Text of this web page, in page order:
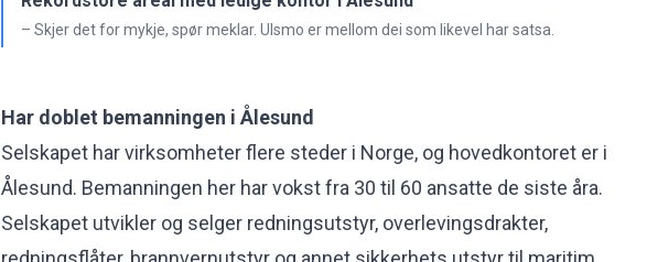
– Skjer det for mykje, spør meklar. Ulsmo er mellom dei som likevel har satsa.
Har doblet bemanningen i Ålesund
Selskapet har virksomheter flere steder i Norge, og hovedkontoret er i
Ålesund. Bemanningen her har vokst fra 30 til 60 ansatte de siste åra.
Selskapet utvikler og selger redningsutstyr, overlevingsdrakter,